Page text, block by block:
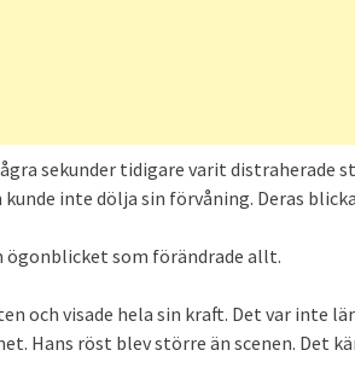
sekunder tidigare varit distraherade
kunde inte dölja sin förvåning. Deras
ögonblicket som förändrade allt.
och visade hela sin kraft. Det var inte
Hans röst blev större än scenen. Det